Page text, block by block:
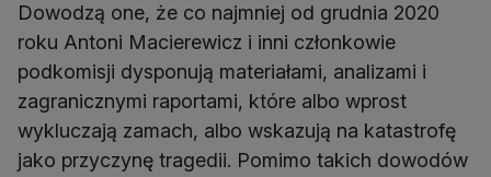
Dowodzą one, że co najmniej od grudnia 2020
roku Antoni Macierewicz i inni członkowie
podkomisji dysponują materiałami, analizami i
zagranicznymi raportami, które albo wprost
wykluczają zamach, albo wskazują na katastrofę
jako przyczynę tragedii. Pomimo takich dowodów